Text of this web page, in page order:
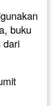
buku
dari